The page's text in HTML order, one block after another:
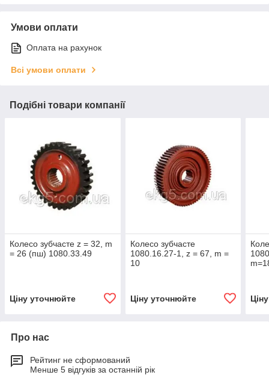
Умови оплати
Оплата на рахунок
Всі умови оплати
Подібні товари компанії
Колесо зубчасте z = 32, m
= 26 (пш) 1080.33.49
Ціну уточнюйте
Колесо зубчасте
1080.16.27-1, z = 67, m =
10
Ціну уточнюйте
Про нас
Рейтинг не сформований
Менше 5 відгуків за останній рік